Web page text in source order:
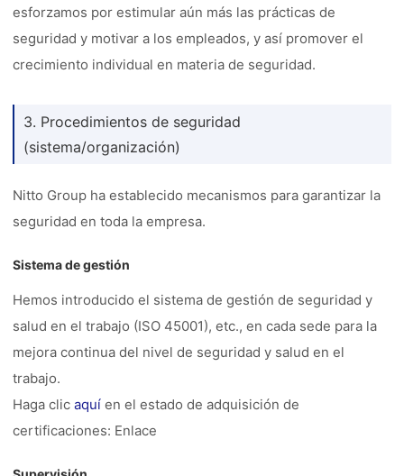
esforzamos por estimular aún más las prácticas de
seguridad y motivar a los empleados, y así promover el
crecimiento individual en materia de seguridad.
3. Procedimientos de seguridad
(sistema/organización)
Nitto Group ha establecido mecanismos para garantizar la
seguridad en toda la empresa.
Sistema de gestión
Hemos introducido el sistema de gestión de seguridad y
salud en el trabajo (ISO 45001), etc., en cada sede para la
mejora continua del nivel de seguridad y salud en el
trabajo.
Haga clicaquí en el estado de adquisición de
certificaciones: Enlace